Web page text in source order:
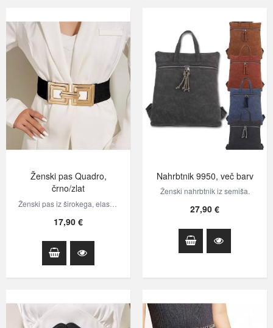
Ženski pas Quadro,
črno/zlat
17,90 €
Nahrbtnik 9950, več barv
Ženski nahrbtnik iz semiša.
27,90 €